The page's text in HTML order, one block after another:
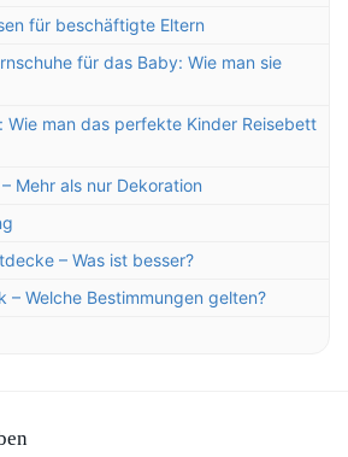
für beschäftigte Eltern
für das Baby: Wie man sie
Wie man das perfekte Kinder Reisebett
Mehr als nur Dekoration
– Was ist besser?
– Welche Bestimmungen gelten?